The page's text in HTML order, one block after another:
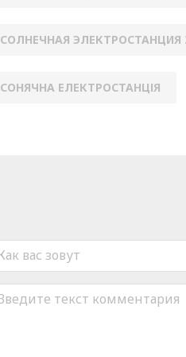
СОЛНЕЧНАЯ
СОНЯЧНА ЕЛЕКТРОСТАНЦІЯ